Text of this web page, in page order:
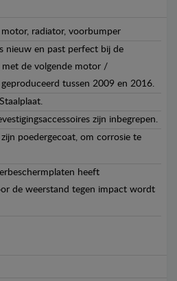
radiator, voorbumper
nieuw en past perfect bij de
met de volgende motor /
tussen 2009 en 2016.
zijn inbegrepen.
poedergecoat, om corrosie te
heeft
de weerstand tegen impact wordt